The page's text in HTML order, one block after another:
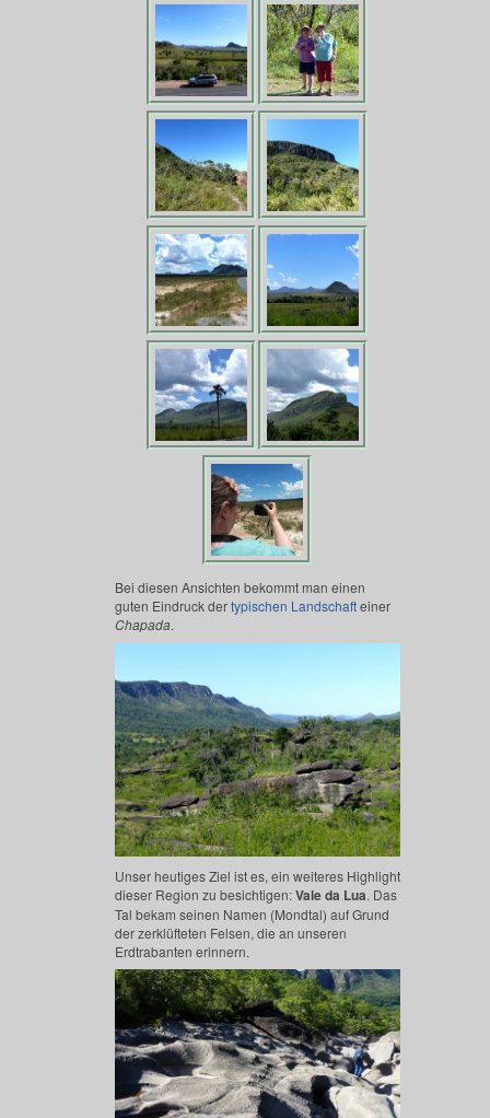
Bei diesen Ansichten bekommt man einen
guten Eindruck dertypischen Landschafteiner
Chapada.
Unser heutiges Ziel ist es, ein weiteres Highlight
dieser Region zu besichtigen:Vale da Lua. Das
Tal bekam seinen Namen (Mondtal) auf Grund
der zerklüfteten Felsen, die an unseren
Erdtrabanten erinnern.